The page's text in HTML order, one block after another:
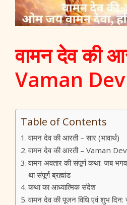
वामन देव की
Vaman
Table of Contents
वामन देव की आरती – सार (भावार्थ)
वामन देव की आरती – Vaman
वामन अवतार की संपूर्ण कथा: जब
था संपूर्ण ब्रह्मांड
कथा का आध्यात्मिक संदेश
वामन देव की पूजन विधि एवं शुभ दिन: